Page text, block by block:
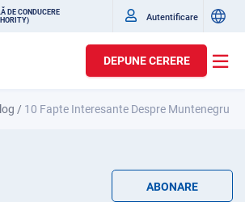
DE CONDUCERE
Autentificare
DEPUNE CERERE
/ 10 Fapte Interesante Despre Muntenegru
ABONARE